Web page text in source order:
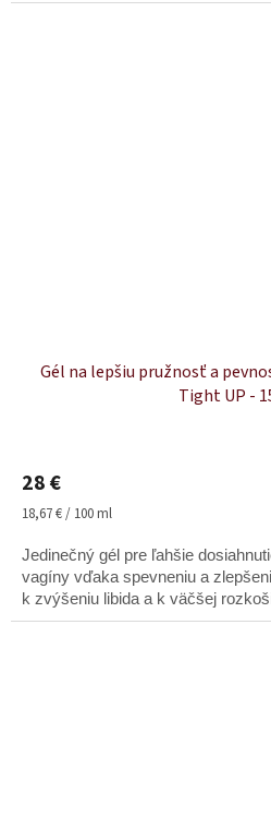
Gél na lepšiu pružnosť a
Tight UP -
produktu
je
5,0
z
hviezdičiek.
28 €
Jednotková
18,67 € / 100 ml
Jedinečný gél pre ľahšie
vagíny vďaka spevneniu a
k zvýšeniu libida a k väčšej